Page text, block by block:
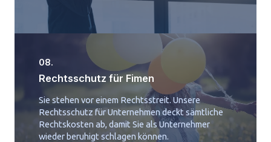
08.
Rechtsschutz für Fimen
Sie stehen vor einem Rechtsstreit. Unsere
Rechtsschutz für Unternehmen deckt sämtliche
Rechtskosten ab, damit Sie als Unternehmer
wieder beruhigt schlagen können.